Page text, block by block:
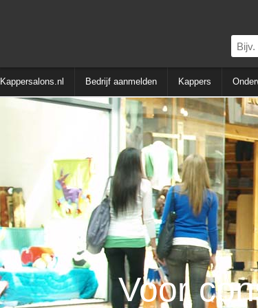
Kappersalons.nl Bedrijf aanmelden Kappers
Voor